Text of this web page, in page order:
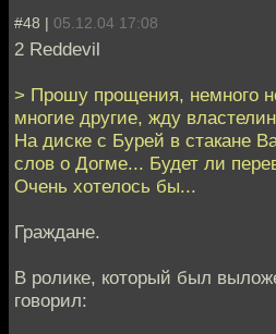
#48 | 05.12.04 17:08
2 Reddevil
> Прошу прощения, немного
многие другие, жду
На диске с Бурей в стакане
слов о Догме... Будет ли
Очень хотелось бы...
Граждане.
В ролике, который был
говорил: